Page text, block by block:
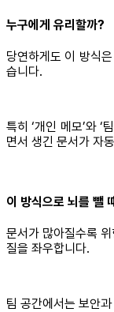
누구에게 유리할까?
당연하게도 이 방식
습니다.
특히 ‘개인 메모’와
면서 생긴 문서가 자
이 방식으로 뇌를 뺄
문서가 많아질수록
질을 좌우합니다.
팀 공간에서는 보안